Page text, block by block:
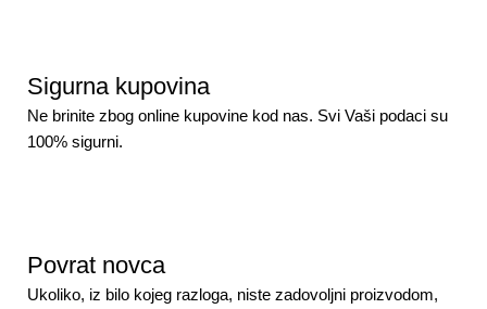
Sigurna kupovina
Ne brinite zbog online kupovine kod nas. Svi Vaši podaci su
100% sigurni.
Povrat novca
Ukoliko, iz bilo kojeg razloga, niste zadovoljni proizvodom,